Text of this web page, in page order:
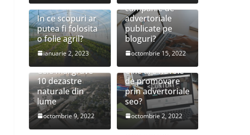
In ce scopuri ar
putea fi folosita
o folie agril?
ianuarie 2, 2023
campanie de
advertoriale
publicate pe
bloguri?
octombrie 15, 2022
Cele mai grave
10 dezastre
naturale din
lume
octombrie 9, 2022
Cine are nevoie
de promovare
prin advertoriale
seo?
octombrie 2, 2022
Sfaturi simple
pentru a-ți